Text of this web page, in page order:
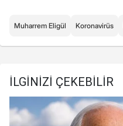
Muharrem Eligül Koronavirüs